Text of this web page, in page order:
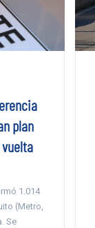
plan
1.014
(Metro,
Se